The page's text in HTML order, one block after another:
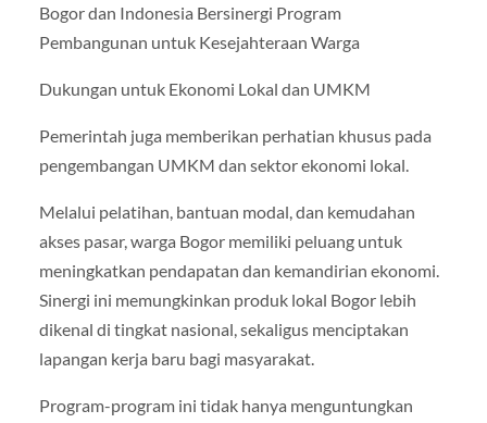
Bogor dan Indonesia Bersinergi Program
Pembangunan untuk Kesejahteraan Warga
Dukungan untuk Ekonomi Lokal dan UMKM
Pemerintah juga memberikan perhatian khusus pada
pengembangan UMKM dan sektor ekonomi lokal.
Melalui pelatihan, bantuan modal, dan kemudahan
akses pasar, warga Bogor memiliki peluang untuk
meningkatkan pendapatan dan kemandirian ekonomi.
Sinergi ini memungkinkan produk lokal Bogor lebih
dikenal di tingkat nasional, sekaligus menciptakan
lapangan kerja baru bagi masyarakat.
Program-program ini tidak hanya menguntungkan